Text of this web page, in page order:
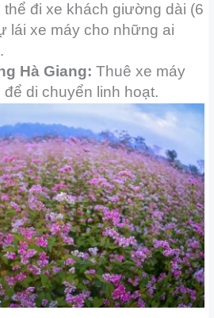
thể đi xe khách giường dài (6
lái xe máy cho những ai
Hà Giang: Thuê xe máy
để di chuyển linh hoạt.